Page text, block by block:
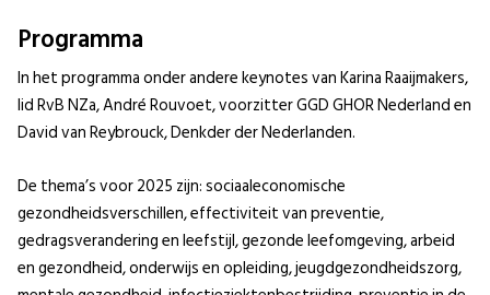
Programma
In het programma onder andere keynotes van Karina Raaijmakers,
lid RvB NZa, André Rouvoet, voorzitter GGD GHOR Nederland en
David van Reybrouck, Denkder der Nederlanden.
De thema’s voor 2025 zijn: sociaaleconomische
gezondheidsverschillen, effectiviteit van preventie,
gedragsverandering en leefstijl, gezonde leefomgeving, arbeid
en gezondheid, onderwijs en opleiding, jeugdgezondheidszorg,